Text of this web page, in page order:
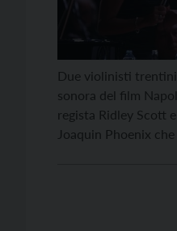
Due violinisti
sonora del film
regista Ridley Scott
Joaquin Phoenix